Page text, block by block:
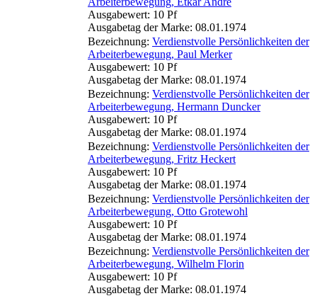
Ausgabewert: 10 Pf
Ausgabetag der Marke: 08.01.1974
Bezeichnung: Verdienstvolle Persönlichkeiten der
Arbeiterbewegung, Paul Merker
Ausgabewert: 10 Pf
Ausgabetag der Marke: 08.01.1974
Bezeichnung: Verdienstvolle Persönlichkeiten der
Arbeiterbewegung, Hermann Duncker
Ausgabewert: 10 Pf
Ausgabetag der Marke: 08.01.1974
Bezeichnung: Verdienstvolle Persönlichkeiten der
Arbeiterbewegung, Fritz Heckert
Ausgabewert: 10 Pf
Ausgabetag der Marke: 08.01.1974
Bezeichnung: Verdienstvolle Persönlichkeiten der
Arbeiterbewegung, Otto Grotewohl
Ausgabewert: 10 Pf
Ausgabetag der Marke: 08.01.1974
Bezeichnung: Verdienstvolle Persönlichkeiten der
Arbeiterbewegung, Wilhelm Florin
Ausgabewert: 10 Pf
Ausgabetag der Marke: 08.01.1974